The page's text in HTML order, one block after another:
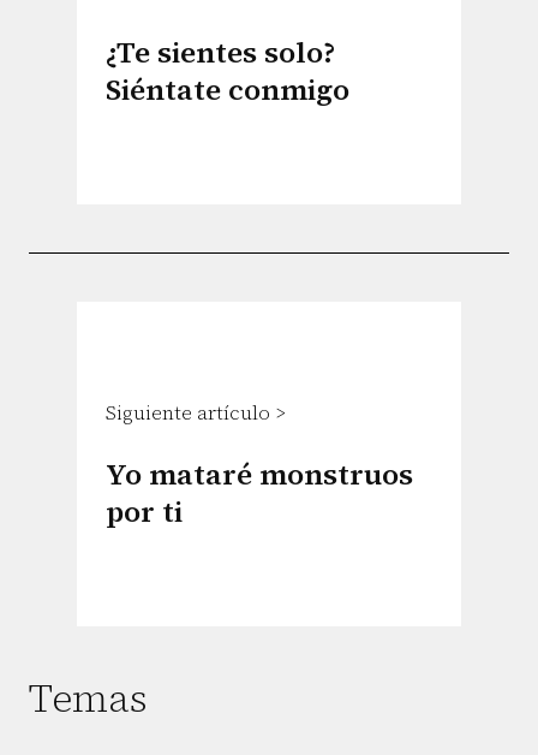
¿Te sientes solo?
Siéntate conmigo
Siguiente artículo >
Yo mataré monstruos
por ti
Temas